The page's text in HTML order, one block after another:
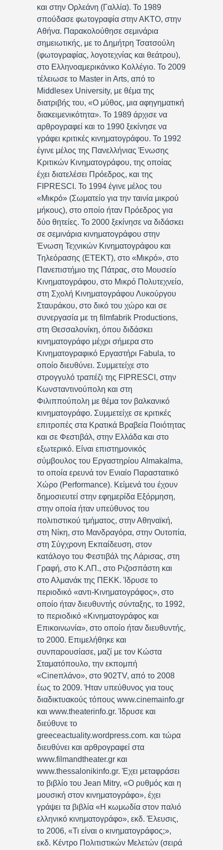
και στην Ορλεάνη (Γαλλία). Το 1989
σπούδασε φωτογραφία στην ΑΚΤΟ, στην
Αθήνα. Παρακολούθησε σεμινάρια
σημειωτικής, με το Δημήτρη Τσατσούλη
(φωτογραφίας, λογοτεχνίας και θεάτρου),
στο Ελληνοαμερικάνικο Κολλέγιο. Το 2009
τέλειωσε το Master in Arts, από το
Middlesex University, με θέμα της
διατριβής του, «Ο μύθος, μια αφηγηματική
διακειμενικότητα». Το 1989 άρχισε να
αρθρογραφεί και το 1990 ξεκίνησε να
γράφει κριτικές κινηματογράφου. Το 1992
έγινε μέλος της Πανελλήνιας Ένωσης
Κριτικών Κινηματογράφου, της οποίας
έχει διατελέσει Πρόεδρος, και της
FIPRESCI. Το 1994 έγινε μέλος του
«Μικρό» (Σωματείο για την ταινία μικρού
μήκους), στο οποίο ήταν Πρόεδρος για
δύο θητείες. Το 2000 ξεκίνησε να διδάσκει
σε σεμινάρια κινηματογράφου στην
Ένωση Τεχνικών Κινηματογράφου και
Τηλεόρασης (ΕΤΕΚΤ), στο «Μικρό», στο
Πανεπιστήμιο της Πάτρας, στο Μουσείο
Κινηματογράφου, στο Μικρό Πολυτεχνείο,
στη Σχολή Κινηματογράφου Λυκούργου
Σταυράκου, στο δικό του χώρο και σε
συνεργασία με τη filmfabrik Productions,
στη Θεσσαλονίκη, όπου διδάσκει
κινηματογράφο μέχρι σήμερα στο
Κινηματογραφικό Εργαστήρι Fabula, το
οποίο διευθύνει. Συμμετείχε στο
στρογγυλό τραπέζι της FIPRESCI, στην
Κωνσταντινούπολη και στη
Φιλιππούπολη με θέμα τον βαλκανικό
κινηματογράφο. Συμμετείχε σε κριτικές
επιτροπές στα Κρατικά Βραβεία Ποιότητας
και σε Φεστιβάλ, στην Ελλάδα και στο
εξωτερικό. Είναι επιστημονικός
σύμβουλος του Εργαστηρίου Almakalma,
το οποία ερευνά τον Ενιαίο Παραστατικό
Χώρο (Performance). Κείμενά του έχουν
δημοσιευτεί στην εφημερίδα Εξόρμηση,
στην οποία ήταν υπεύθυνος του
πολιτιστικού τμήματος, στην Αθηναϊκή,
στη Νίκη, στο Μανδραγόρα, στην Ουτοπία,
στη Σύγχρονη Εκπαίδευση, στον
κατάλογο του Φεστιβάλ της Λάρισας, στη
Γραφή, στο Κ.ΛΠ., στο Ριζοσπάστη και
στο Αλμανάκ της ΠΕΚΚ. Ίδρυσε το
περιοδικό «αντι-Κινηματογράφος», στο
οποίο ήταν διευθυντής σύνταξης, το 1992,
το περιοδικό «Κινηματογράφος και
Επικοινωνία», στο οποίο ήταν διευθυντής,
το 2000. Επιμελήθηκε και
συνπαρουσίασε, μαζί με τον Κώστα
Σταματόπουλο, την εκπομπή
«Cineπλάνο», στο 902TV, από το 2008
έως το 2009. Ήταν υπεύθυνος για τους
διαδικτυακούς τόπους www.cinemainfo.gr
και www.theaterinfo.gr. Ίδρυσε και
διεύθυνε το
greeceactuality.wordpress.com. και τώρα
διευθύνει και αρθρογραφεί στα
www.filmandtheater.gr και
www.thessalonikinfo.gr. Έχει μεταφράσει
το βιβλίο του Jean Mitry, «Ο ρυθμός και η
μουσική στον κινηματογράφο», έχει
γράψει τα βιβλία «Η κωμωδία στον παλιό
ελληνικό κινηματογράφο», εκδ. Έλευσις,
το 2006, «Τι είναι ο κινηματογράφος;»,
εκδ. Κέντρο Πολιτιστικών Μελετών (σειρά